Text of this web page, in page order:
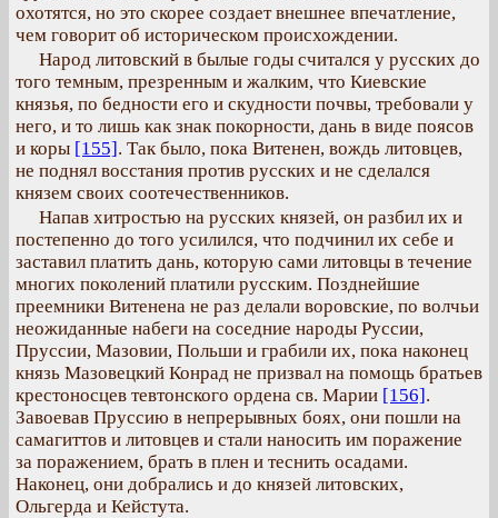
охотятся, но это скорее создает внешнее впечатление,
чем говорит об историческом происхождении.
Народ литовский в былые годы считался у русских до
того темным, презренным и жалким, что Киевские
князья, по бедности его и скудности почвы, требовали у
него, и то лишь как знак покорности, дань в виде поясов
и коры [155]. Так было, пока Витенен, вождь литовцев,
не поднял восстания против русских и не сделался
князем своих соотечественников.
Напав хитростью на русских князей, он разбил их и
постепенно до того усилился, что подчинил их себе и
заставил платить дань, которую сами литовцы в течение
многих поколений платили русским. Позднейшие
преемники Витенена не раз делали воровские, по волчьи
неожиданные набеги на соседние народы Руссии,
Пруссии, Мазовии, Польши и грабили их, пока наконец
князь Мазовецкий Конрад не призвал на помощь братьев
крестоносцев тевтонского ордена св. Марии [156].
Завоевав Пруссию в непрерывных боях, они пошли на
самагиттов и литовцев и стали наносить им поражение
за поражением, брать в плен и теснить осадами.
Наконец, они добрались и до князей литовских,
Ольгерда и Кейстута.